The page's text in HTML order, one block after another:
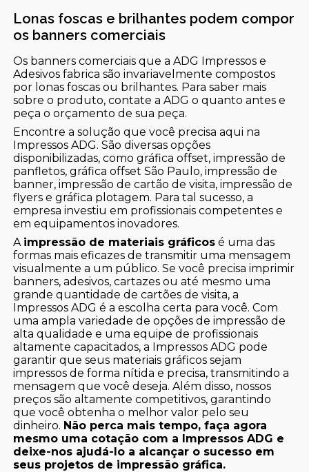
Lonas foscas e brilhantes podem compor
os banners comerciais
Os banners comerciais que a ADG Impressos e
Adesivos fabrica são invariavelmente compostos
por lonas foscas ou brilhantes. Para saber mais
sobre o produto, contate a ADG o quanto antes e
peça o orçamento de sua peça.
Encontre a solução que você precisa aqui na
Impressos ADG. São diversas opções
disponibilizadas, como gráfica offset, impressão de
panfletos, gráfica offset São Paulo, impressão de
banner, impressão de cartão de visita, impressão de
flyers e gráfica plotagem. Para tal sucesso, a
empresa investiu em profissionais competentes e
em equipamentos inovadores.
A impressão de materiais gráficos é uma das
formas mais eficazes de transmitir uma mensagem
visualmente a um público. Se você precisa imprimir
banners, adesivos, cartazes ou até mesmo uma
grande quantidade de cartões de visita, a
Impressos ADG é a escolha certa para você. Com
uma ampla variedade de opções de impressão de
alta qualidade e uma equipe de profissionais
altamente capacitados, a Impressos ADG pode
garantir que seus materiais gráficos sejam
impressos de forma nítida e precisa, transmitindo a
mensagem que você deseja. Além disso, nossos
preços são altamente competitivos, garantindo
que você obtenha o melhor valor pelo seu
dinheiro. Não perca mais tempo, faça agora
mesmo uma cotação com a Impressos ADG e
deixe-nos ajudá-lo a alcançar o sucesso em
seus projetos de impressão gráfica.